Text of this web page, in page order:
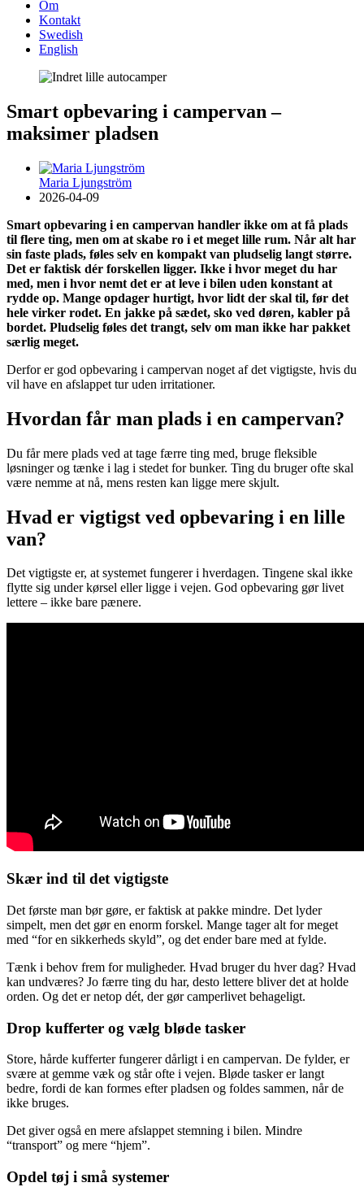
Om
Kontakt
Swedish
English
Smart opbevaring i campervan –
maksimer pladsen
Maria Ljungström
2026-04-09
Smart opbevaring i en campervan handler ikke om at få plads
til flere ting, men om at skabe ro i et meget lille rum. Når alt har
sin faste plads, føles selv en kompakt van pludselig langt større.
Det er faktisk dér forskellen ligger. Ikke i hvor meget du har
med, men i hvor nemt det er at leve i bilen uden konstant at
rydde op. Mange opdager hurtigt, hvor lidt der skal til, før det
hele virker rodet. En jakke på sædet, sko ved døren, kabler på
bordet. Pludselig føles det trangt, selv om man ikke har pakket
særlig meget.
Derfor er god opbevaring i campervan noget af det vigtigste, hvis du
vil have en afslappet tur uden irritationer.
Hvordan får man plads i en campervan?
Du får mere plads ved at tage færre ting med, bruge fleksible
løsninger og tænke i lag i stedet for bunker. Ting du bruger ofte skal
være nemme at nå, mens resten kan ligge mere skjult.
Hvad er vigtigst ved opbevaring i en lille
van?
Det vigtigste er, at systemet fungerer i hverdagen. Tingene skal ikke
flytte sig under kørsel eller ligge i vejen. God opbevaring gør livet
lettere – ikke bare pænere.
Skær ind til det vigtigste
Det første man bør gøre, er faktisk at pakke mindre. Det lyder
simpelt, men det gør en enorm forskel. Mange tager alt for meget
med “for en sikkerheds skyld”, og det ender bare med at fylde.
Tænk i behov frem for muligheder. Hvad bruger du hver dag? Hvad
kan undværes? Jo færre ting du har, desto lettere bliver det at holde
orden. Og det er netop dét, der gør camperlivet behageligt.
Drop kufferter og vælg bløde tasker
Store, hårde kufferter fungerer dårligt i en campervan. De fylder, er
svære at gemme væk og står ofte i vejen. Bløde tasker er langt
bedre, fordi de kan formes efter pladsen og foldes sammen, når de
ikke bruges.
Det giver også en mere afslappet stemning i bilen. Mindre
“transport” og mere “hjem”.
Opdel tøj i små systemer